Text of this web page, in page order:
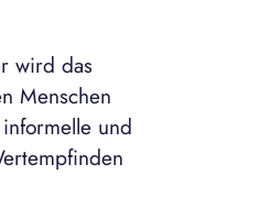
wird das
Menschen
und